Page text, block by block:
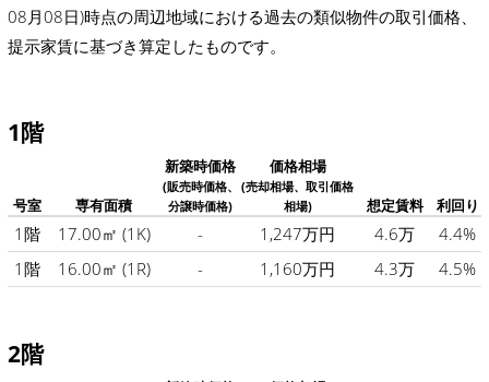
08月08日)時点の周辺地域における過去の類似物件の取引価格、
提示家賃に基づき算定したものです。
1階
号室 専有面積
新築時価格
(販売時価格、
分譲時価格)
価格相場
(売却相場、取引価格
相場)
想定賃料 利回り
1階 17.00㎡ (1K) - 1,247万円 4.6万
4.4%
1階
16.00㎡ (1R) - 1,160万円 4.3万 4.5%
2階